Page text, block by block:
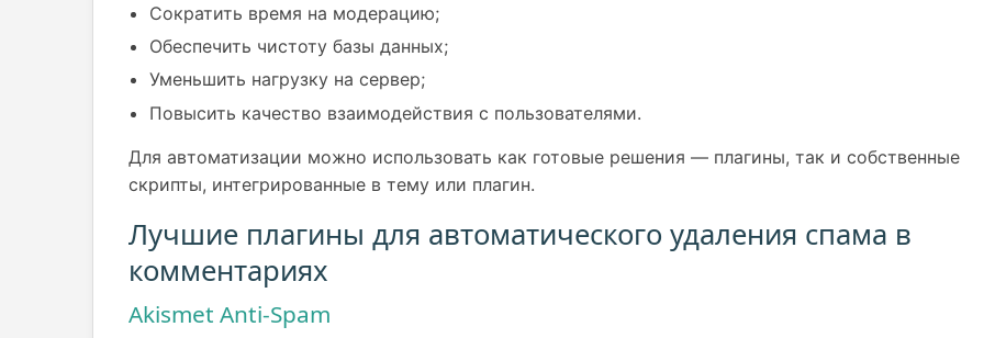
Сократить время на модерацию;
Обеспечить чистоту базы данных;
Уменьшить нагрузку на сервер;
Повысить качество взаимодействия с пользователями.
Для автоматизации можно использовать как готовые решения — плагины, так и собственные
скрипты, интегрированные в тему или плагин.
Лучшие плагины для автоматического удаления спама в
комментариях
Akismet Anti-Spam